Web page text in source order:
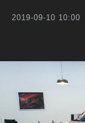
2019-09-10 10:00